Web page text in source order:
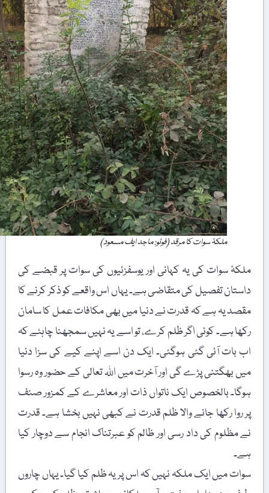
ملکۂ سوات کا مرقد (فوٹو: ماجد ایف مسعود)
ملکۂ سوات کی یہ کہانی اور یوسفزئیوں کی سوات پر قبضے کی
داستان تفصیل کی متقاضی ہے۔ یہاں اس واقعے کو ذکر کرنے کا
مقصد یہ ہے کہ قدرت نے دنیا میں بھی مکافات عمل کا سامان
رکھا ہے۔ کوئی اگر ظلم کرے، تو اسے یہ نہیں سمجھنا چاہئے کہ
اب بات آئی گئی ہوگئی۔ ایک دن اسے اپنے کیے کی سزا دنیا
میں بھگتنی پڑے گی اور آخرت میں اللہ تعالی کے حضور وہ رسوا
ہوگا۔ بالخصوص ایک ناتواں ذات اور معاشرے کے کمزور صنف
پر روا رکھا جانے والا ظلم قدرت نے کبھی نہیں بخشا ہے۔ قدرت
نے مظلوم کی داد رسی اور ظالم کو عبرتناک انجام سے دوچار کیا
ہے۔
سوات میں ایک ملکہ نہیں کہ اس پر یہ ظلم کیا گیا۔ یہاں چاروں